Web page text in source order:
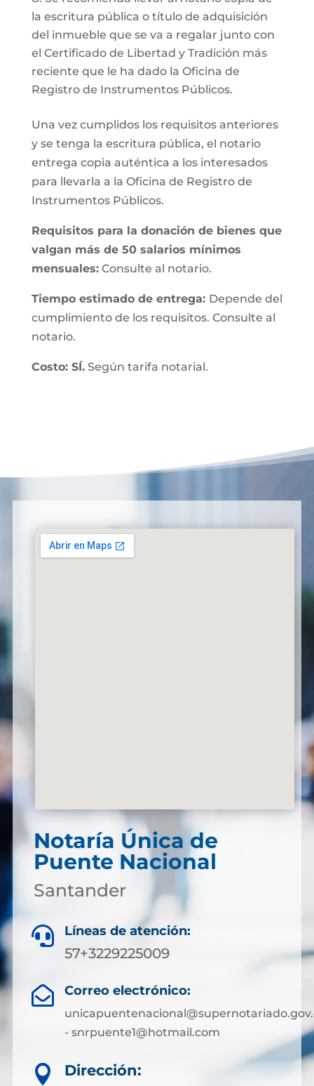
la escritura pública o título de adquisición
del inmueble que se va a regalar junto con
el Certificado de Libertad y Tradición más
reciente que le ha dado la Oficina de
Registro de Instrumentos Públicos.
Una vez cumplidos los requisitos anteriores
y se tenga la escritura pública, el notario
entrega copia auténtica a los interesados
para llevarla a la Oficina de Registro de
Instrumentos Públicos.
Requisitos para la donación de bienes que
valgan más de 50 salarios mínimos
mensuales:Consulte al notario.
Tiempo estimado de entrega: Depende del
cumplimiento de los requisitos. Consulte al
notario.
Costo: SÍ.Según tarifa notarial.
Notaría Única de
Puente Nacional
Santander
 Líneas de atención:
57+3229225009
 Correo electrónico:
- snrpuente1@hotmail.com

Dirección: